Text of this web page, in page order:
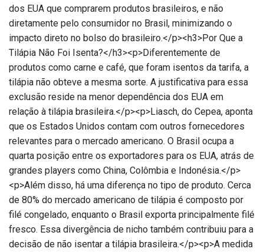
dos EUA que comprarem produtos brasileiros, e não
diretamente pelo consumidor no Brasil, minimizando o
impacto direto no bolso do brasileiro.</p><h3>Por Que a
Tilápia Não Foi Isenta?</h3><p>Diferentemente de
produtos como carne e café, que foram isentos da tarifa, a
tilápia não obteve a mesma sorte. A justificativa para essa
exclusão reside na menor dependência dos EUA em
relação à tilápia brasileira.</p><p>Liasch, do Cepea, aponta
que os Estados Unidos contam com outros fornecedores
relevantes para o mercado americano. O Brasil ocupa a
quarta posição entre os exportadores para os EUA, atrás de
grandes players como China, Colômbia e Indonésia.</p>
<p>Além disso, há uma diferença no tipo de produto. Cerca
de 80% do mercado americano de tilápia é composto por
filé congelado, enquanto o Brasil exporta principalmente filé
fresco. Essa divergência de nicho também contribuiu para a
decisão de não isentar a tilápia brasileira.</p><p>A medida